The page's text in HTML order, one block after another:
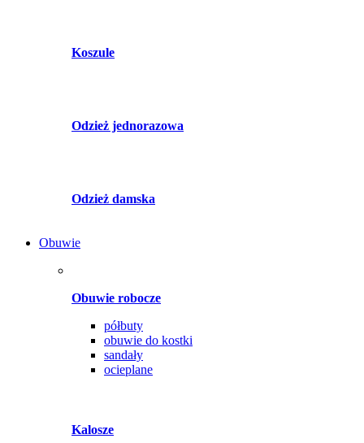
Koszule
Odzież jednorazowa
Odzież damska
Obuwie
Obuwie robocze
półbuty
obuwie do kostki
sandały
ocieplane
Kalosze